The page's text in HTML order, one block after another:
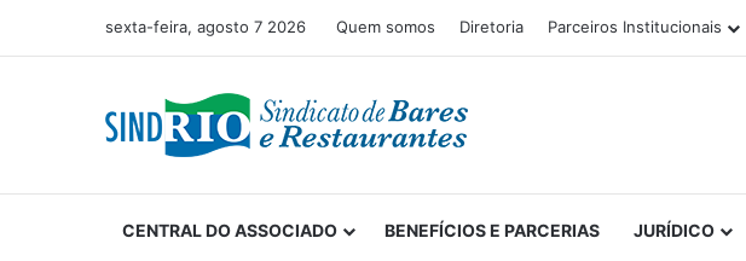
sexta-feira, agosto 7 2026 Quem somos Diretoria Parceiros Institucionais
CENTRAL DO ASSOCIADO BENEFÍCIOS E PARCERIAS JURÍDICO